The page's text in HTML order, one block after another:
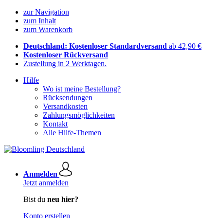
zur Navigation
zum Inhalt
zum Warenkorb
Deutschland: Kostenloser Standardversand ab 42,90 €
Kostenloser Rückversand
Zustellung in 2 Werktagen.
Hilfe
Wo ist meine Bestellung?
Rücksendungen
Versandkosten
Zahlungsmöglichkeiten
Kontakt
Alle Hilfe-Themen
Anmelden
Jetzt anmelden
Bist du neu hier?
Konto erstellen